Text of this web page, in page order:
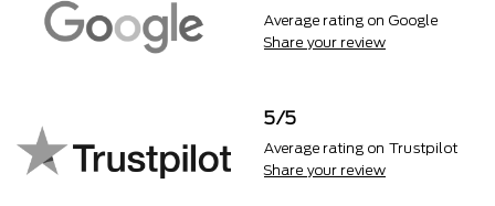
Average rating on Google
Share your review
5/5
Average rating on Trustpilot
Share your review